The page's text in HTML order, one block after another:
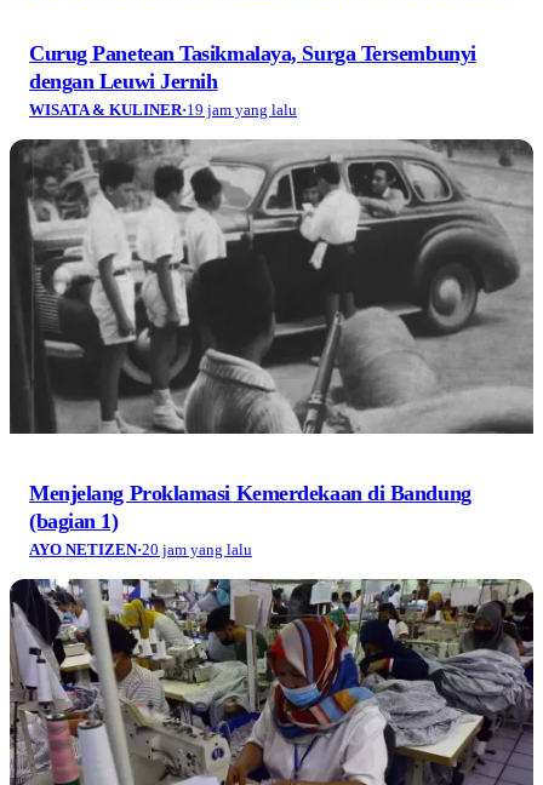
Curug Panetean Tasikmalaya, Surga Tersembunyi
dengan Leuwi Jernih
WISATA & KULINER·19 jam yang lalu
Menjelang Proklamasi Kemerdekaan di Bandung
(bagian 1)
AYO NETIZEN·20 jam yang lalu